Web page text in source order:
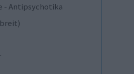
- Antipsychotika